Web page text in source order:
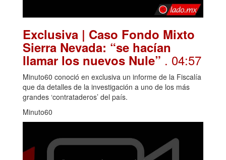
Exclusiva | Caso Fondo Mixto
Sierra Nevada: “se hacían
llamar los nuevos Nule” . 04:57
Minuto60 conoció en exclusiva un informe de la Fiscalía
que da detalles de la investigación a uno de los más
grandes ‘contrataderos’ del país.
Minuto60